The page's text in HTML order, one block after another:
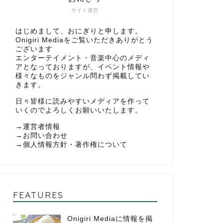
サイト運営
はじめまして、おにぎりと申します。
Onigiri Mediaをご覧いただきありがとう
ございます
エンターテイメント・音楽中心のメディ
アとなっておりますが、イベント情報や
様々なものをジャンル問わず掲載してい
きます。
日々皆様に読みやすいメディアを作って
いくのでよろしくお願いいたします。
→ 運営者情報
→ お問い合わせ
→ 個人情報方針・著作権について
FEATURES
Onigiri Mediaに情報を掲